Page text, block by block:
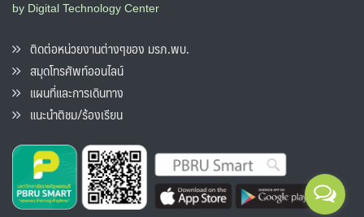
by Digital Technology Center
ติดต่อหน่วยงานต่างๆของ มรภ.พบ.
สมุดโทรศัพท์ออนไลน์
แผนที่และการเดินทาง
แนะนำติชม/ร้องเรียน